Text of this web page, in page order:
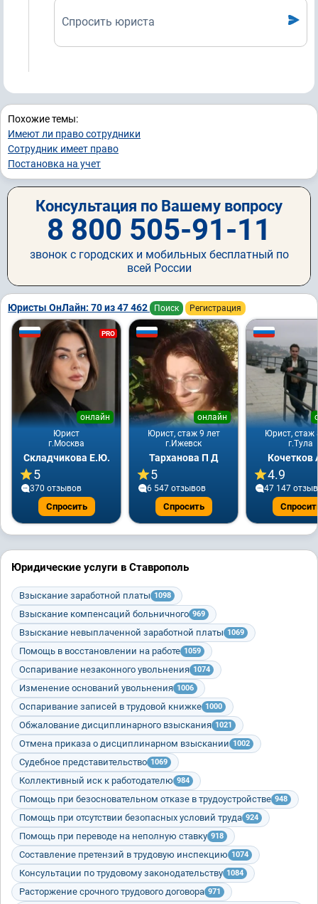
Спросить юриста
Похожие темы:
Имеют ли право сотрудники
Сотрудник имеет право
Постановка на учет
Консультация по Вашему вопросу
8 800 505-91-11
звонок с городских и мобильных бесплатный по
всей России
Юристы ОнЛайн: 70 из 47 462 Поиск Регистрация
PRO
Юрист
онлайн
г.Москва
Складчикова Е.Ю.
5
370 отзывов
Спросить
Юрист, стаж 9 лет
онлайн
г.Ижевск
Тарханова П Д
5
6 547 отзывов
Спросить
Юрист, стаж
г.Тула
Кочетков
4.9
47 147
Юридические услуги в Ставрополь
Взыскание заработной платы 1098
Взыскание компенсаций больничного 969
Взыскание невыплаченной заработной платы 1069
Помощь в восстановлении на работе 1059
Оспаривание незаконного увольнения 1074
Изменение оснований увольнения 1006
Оспаривание записей в трудовой книжке 1000
Обжалование дисциплинарного взыскания 1021
Отмена приказа о дисциплинарном взыскании 1002
Судебное представительство 1069
Коллективный иск к работодателю 984
Помощь при безосновательном отказе в трудоустройстве 948
Помощь при отсутствии безопасных условий труда 924
Помощь при переводе на неполную ставку 918
Составление претензий в трудовую инспекцию 1074
Консультации по трудовому законодательству 1084
Расторжение срочного трудового договора 971